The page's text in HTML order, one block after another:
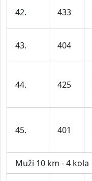
42. 433
43. 404
44. 425
45. 401
Muži 10 km - 4 kola